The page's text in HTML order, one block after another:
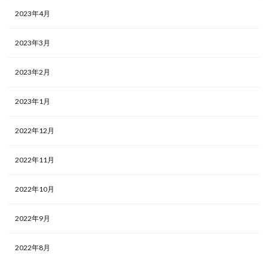
2023年4月
2023年3月
2023年2月
2023年1月
2022年12月
2022年11月
2022年10月
2022年9月
2022年8月